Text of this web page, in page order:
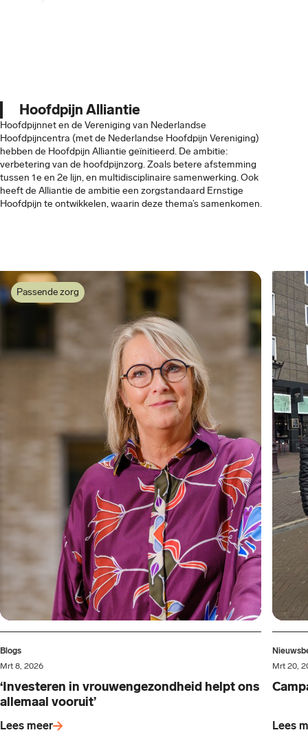
Hoofdpijn Alliantie
Hoofdpijnnet en de Vereniging van Nederlandse
Hoofdpijncentra (met de Nederlandse Hoofdpijn Vereniging)
hebben de Hoofdpijn Alliantie geïnitieerd. De ambitie:
verbetering van de hoofdpijnzorg. Zoals betere afstemming
tussen 1e en 2e lijn, en multidisciplinaire samenwerking. Ook
heeft de Alliantie de ambitie een zorgstandaard Ernstige
Hoofdpijn te ontwikkelen, waarin deze thema’s samenkomen.
Passende zorg
Blogs
Mrt 8, 2026
‘Investeren in vrouwengezondheid helpt ons
allemaal vooruit’
Lees meer
Mrt 20,
Lees